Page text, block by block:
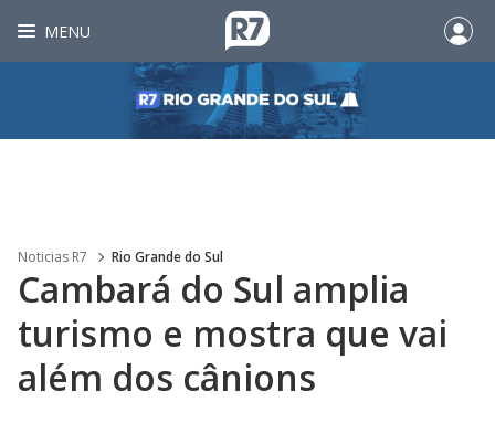
MENU
Noticias R7 Rio Grande do Sul
Cambará do Sul amplia
turismo e mostra que vai
além dos cânions